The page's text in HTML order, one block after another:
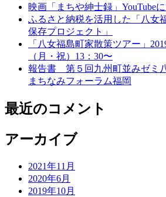
映画「まちや紳士録」YouTube
ふるさと納税を活用した「八女
保存プロジェクト」
「八女福島町家散策ツアー」
（月・祝）13：30〜
報告書 第５回九州町並みゼミ
まちなみフォーラム福岡
最近のコメント
アーカイブ
2021年11月
2020年6月
2019年10月